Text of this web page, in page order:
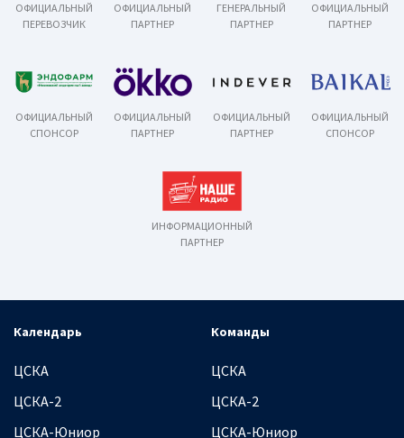
ОФИЦИАЛЬНЫЙ
ПЕРЕВОЗЧИК
ОФИЦИАЛЬНЫЙ
ПАРТНЕР
ГЕНЕРАЛЬНЫЙ
ПАРТНЕР
ОФИЦИАЛЬНЫЙ
ПАРТНЕР
ОФИЦИАЛЬНЫЙ
СПОНСОР
ОФИЦИАЛЬНЫЙ
ПАРТНЕР
ОФИЦИАЛЬНЫЙ
ПАРТНЕР
ОФИЦИАЛЬНЫЙ
СПОНСОР
ИНФОРМАЦИОННЫЙ
ПАРТНЕР
Календарь
ЦСКА
ЦСКА-2
ЦСКА-Юниор
Команды
ЦСКА
ЦСКА-2
ЦСКА-Юниор